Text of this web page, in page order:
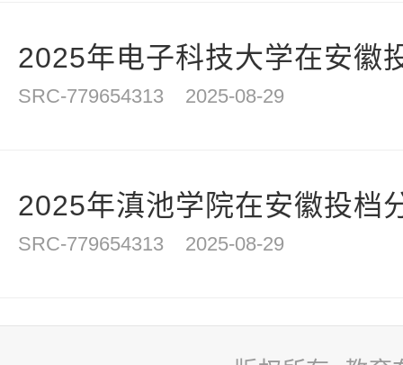
2025年电子科技大学在安徽
SRC-779654313 2025-08-29
2025年滇池学院在安徽投档
SRC-779654313 2025-08-29